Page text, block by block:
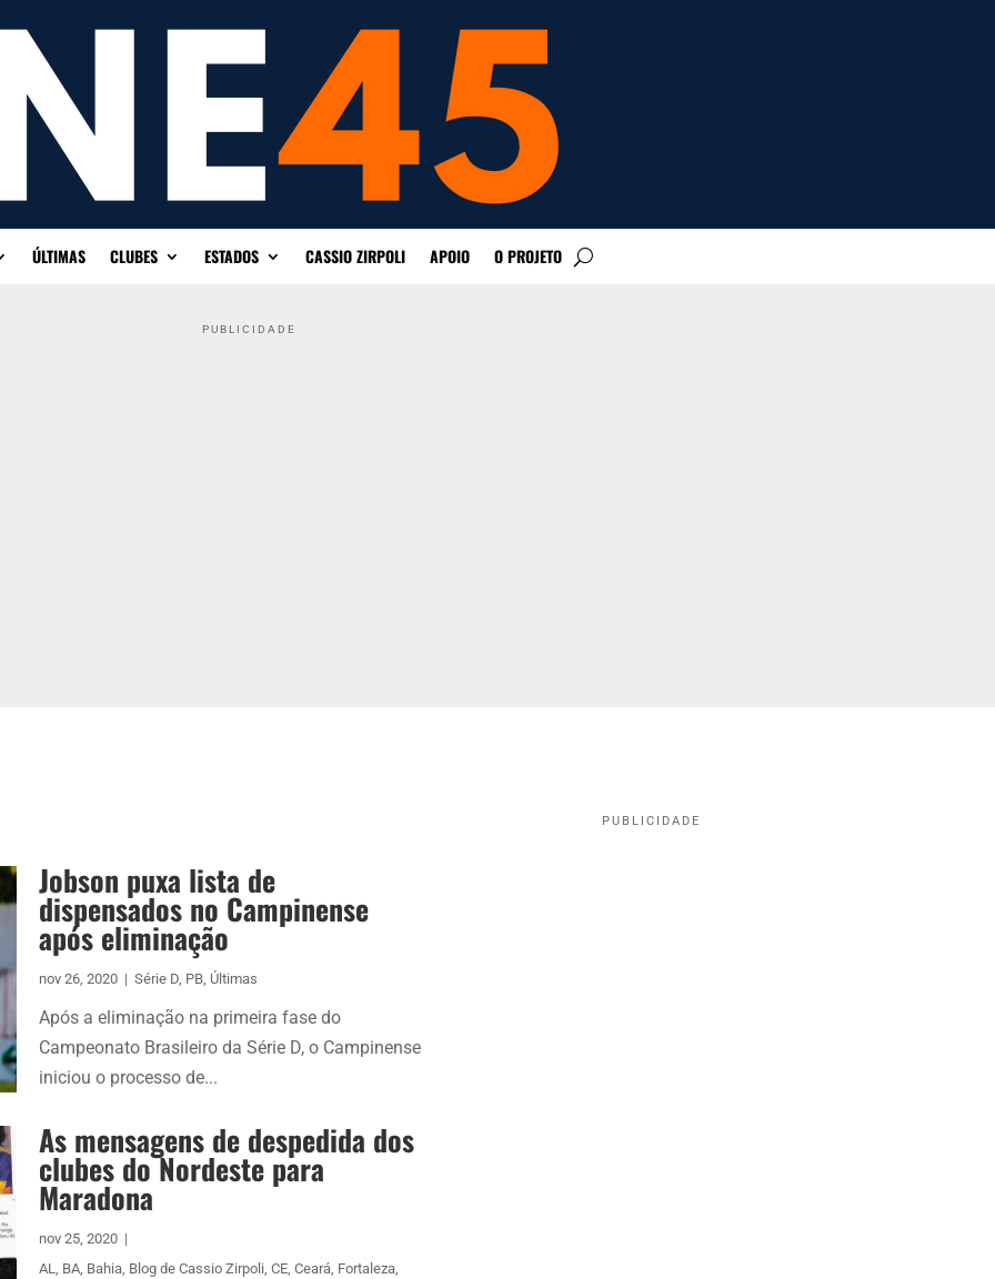
ÚLTIMAS CLUBES ESTADOS CASSIO ZIRPOLI APOIO O PROJETO
PUBLICIDADE
Jobson puxa lista de
dispensados no Campinense
após eliminação
nov 26, 2020 | Série D, PB, Últimas
Após a eliminação na primeira fase do
Campeonato Brasileiro da Série D, o Campinense
iniciou o processo de...
As mensagens de despedida dos
clubes do Nordeste para
Maradona
nov 25, 2020 |
AL, BA, Bahia, Blog de Cassio Zirpoli, CE, Ceará, Fortaleza,
PUBLICIDADE